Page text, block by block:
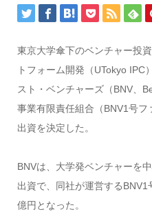
東京大学傘下のベンチャー投
トフォーム開発（UTokyo IPC
スト・ベンチャーズ（BNV、
事業有限責任組合（BNV1号
出資を決定した。
BNVは、大学発ベンチャーを
出資で、同社が運営する
億円となった。